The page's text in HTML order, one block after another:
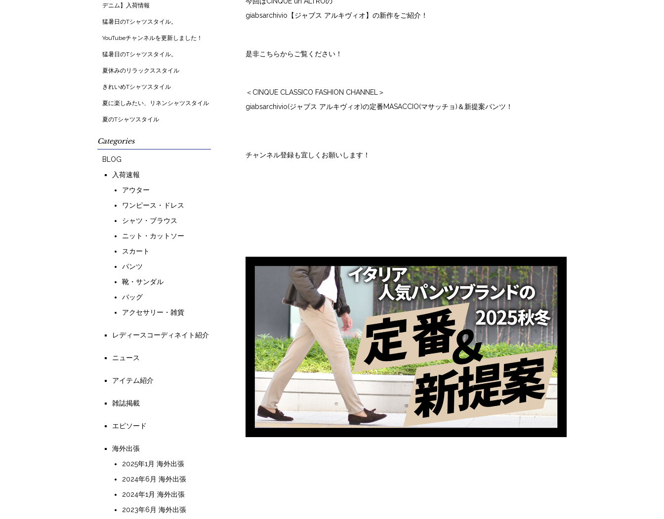
giabsarchivio【ジャブス アルキヴィオ】の新作をご紹介！
是非こちらからご覧ください！
＜CINQUE CLASSICO FASHION CHANNEL＞
giabsarchivio(ジャブス アルキヴィオ)の定番MASACCIO(マサッチョ)＆新提案パンツ！
チャンネル登録も宜しくお願いします！
デニム】入荷情報
猛暑日のTシャツスタイル。
YouTubeチャンネルを更新しました！
猛暑日のTシャツスタイル。
夏休みのリラックススタイル
きれいめTシャツスタイル
夏に楽しみたい、リネンシャツスタイル
夏のTシャツスタイル
Categories
BLOG
入荷速報
アウター
ワンピース・ドレス
シャツ・ブラウス
ニット・カットソー
スカート
パンツ
靴・サンダル
バッグ
アクセサリー・雑貨
レディースコーディネイト紹介
ニュース
アイテム紹介
雑誌掲載
エピソード
海外出張
2025年1月 海外出張
2024年6月 海外出張
2024年1月 海外出張
2023年6月 海外出張